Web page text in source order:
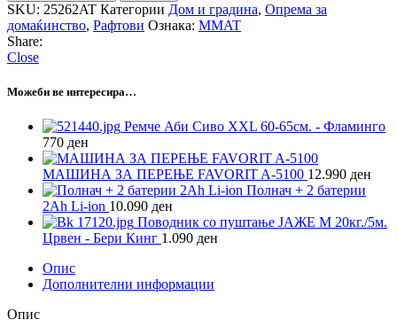
SKU: 25262AT Категории Дом и градина, Опрема за
домаќинство, Рафтови Ознака: MMAT
Share:
Close
Можеби ве интересира…
Ремче Аби Сиво XXL 60-65см. - Фламинго
770 ден
МАШИНА ЗА ПЕРЕЊЕ FAVORIT A-5100 12.990 ден
Полнач + 2 батерии
2Ah Li-ion 10.090 ден
Поводник со пуштање ЈАЖЕ M 20кг./5м.
Црвен - Бери Кинг 1.090 ден
Опис
Дополнителни информации
Опис